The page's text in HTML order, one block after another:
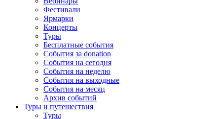
Фестивали
Ярмарки
Концерты
Туры
Бесплатные события
События за donation
События на сегодня
События на неделю
События на выходные
События на месяц
Архив событий
Туры и путешествия
Туры